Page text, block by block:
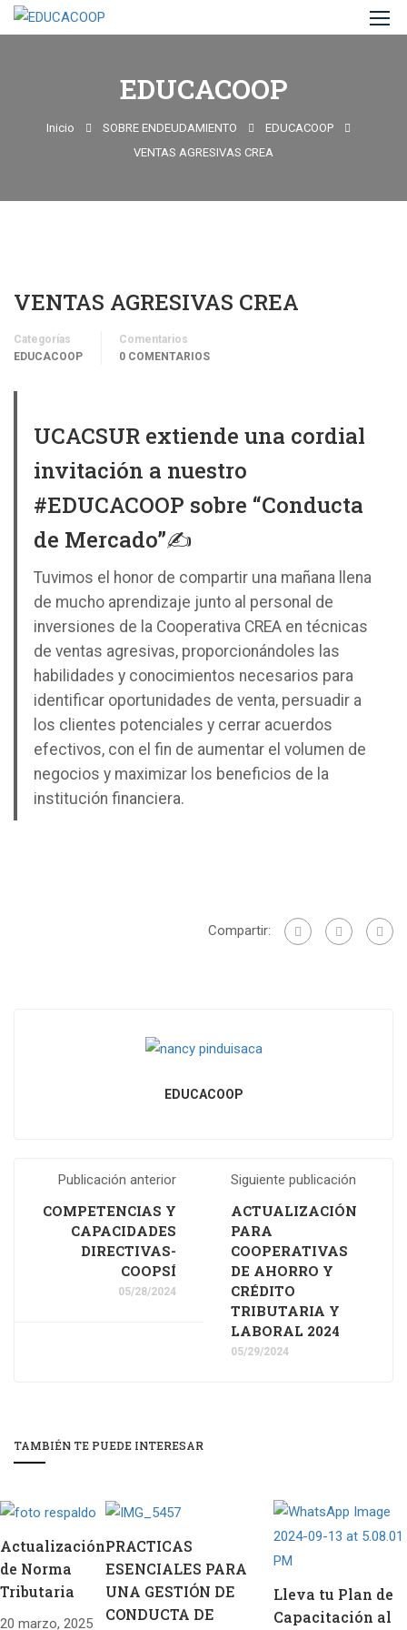
EDUCACOOP
Inicio SOBRE ENDEUDAMIENTO
EDUCACOOP
VENTAS AGRESIVAS CREA
VENTAS AGRESIVAS CREA
Categorías
EDUCACOOP
Comentarios
0 COMENTARIOS
UCACSUR extiende una cordial
invitación a nuestro
#EDUCACOOP sobre “Conducta
de Mercado”✍️
Tuvimos el honor de compartir una mañana llena
de mucho aprendizaje junto al personal de
inversiones de la Cooperativa CREA en técnicas
de ventas agresivas, proporcionándoles las
habilidades y conocimientos necesarios para
identificar oportunidades de venta, persuadir a
los clientes potenciales y cerrar acuerdos
efectivos, con el fin de aumentar el volumen de
negocios y maximizar los beneficios de la
institución financiera.
Compartir:
EDUCACOOP
Publicación anterior
COMPETENCIAS Y
CAPACIDADES
DIRECTIVAS-
COOPSÍ
05/28/2024
Siguiente publicación
ACTUALIZACIÓN
PARA
COOPERATIVAS
DE AHORRO Y
CRÉDITO
TRIBUTARIA Y
LABORAL 2024
05/29/2024
TAMBIÉN TE PUEDE INTERESAR
Actualización
de Norma
Tributaria
20 marzo, 2025
PRACTICAS
ESENCIALES PARA
UNA GESTIÓN DE
CONDUCTA DE
Lleva tu Plan de
Capacitación al